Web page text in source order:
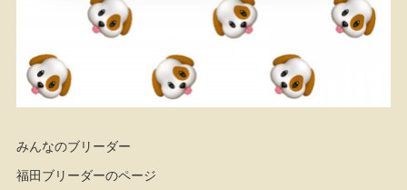
みんなのブリーダー
福田ブリーダーのページ